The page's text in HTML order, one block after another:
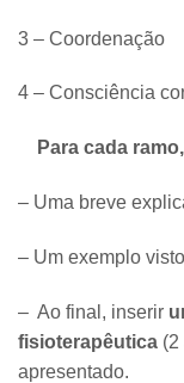
3 – Coordenação
4 – Consciência
Para cada
– Uma breve
– Um exemplo
– Ao final, inserir
fisioterapêutica (2
apresentado.